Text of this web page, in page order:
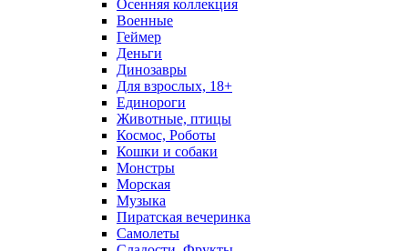
Осенняя коллекция
Военные
Геймер
Деньги
Динозавры
Для взрослых, 18+
Единороги
Животные, птицы
Космос, Роботы
Кошки и собаки
Монстры
Морская
Музыка
Пиратская вечеринка
Самолеты